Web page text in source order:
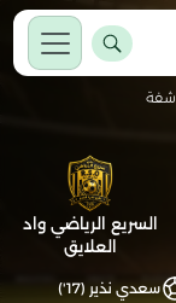
شفة
السريع الرياضي واد
العلايق
سعدي نذير (17')